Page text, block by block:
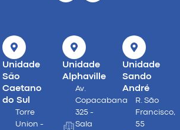
Unidade
São
Caetano
do Sul
Torre
Union -
Unidade
Alphaville
Av.
Copacabana
325 -
Sala
Unidade
Sando
André
R. São
Francisco,
55